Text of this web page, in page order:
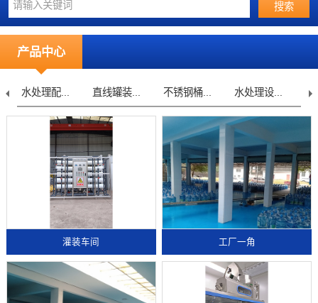
产品中心
处理配... 直线罐装... 不锈钢桶... 水处理设...
灌装车间 工厂一角